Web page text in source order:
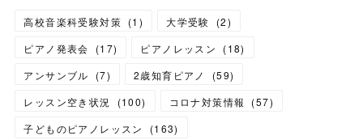
高校音楽科受験対策 (1 ) 大学受験 (2)
ピアノ発表会
(17) ピアノレッスン (18)
アンサンブル
(7) 2歳知育ピアノ (59)
レッスン空き状況
(100) コロナ対策情報 (57)
子どものピアノレッスン
(163)